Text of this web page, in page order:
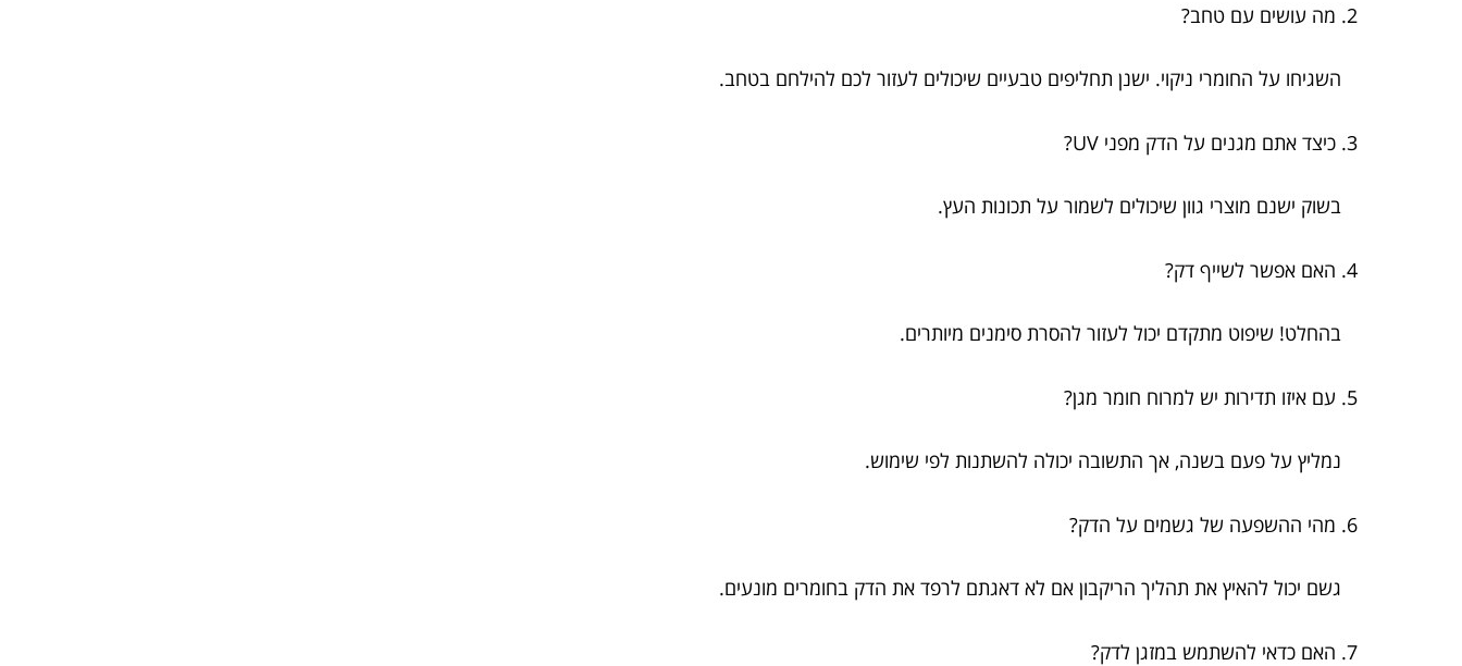
2. מה עושים עם טחב?
השגיחו על החומרי ניקוי. ישנן תחליפים טבעיים שיכולים לעזור לכם להילחם בטחב.
3. כיצד אתם מגנים על הדק מפני UV?
בשוק ישנם מוצרי גוון שיכולים לשמור על תכונות העץ.
4. האם אפשר לשייף דק?
בהחלט! שיפוט מתקדם יכול לעזור להסרת סימנים מיותרים.
5. עם איזו תדירות יש למרוח חומר מגן?
נמליץ על פעם בשנה, אך התשובה יכולה להשתנות לפי שימוש.
6. מהי ההשפעה של גשמים על הדק?
גשם יכול להאיץ את תהליך הריקבון אם לא דאגתם לרפד את הדק בחומרים מונעים.
7. האם כדאי להשתמש במזגן לדק?